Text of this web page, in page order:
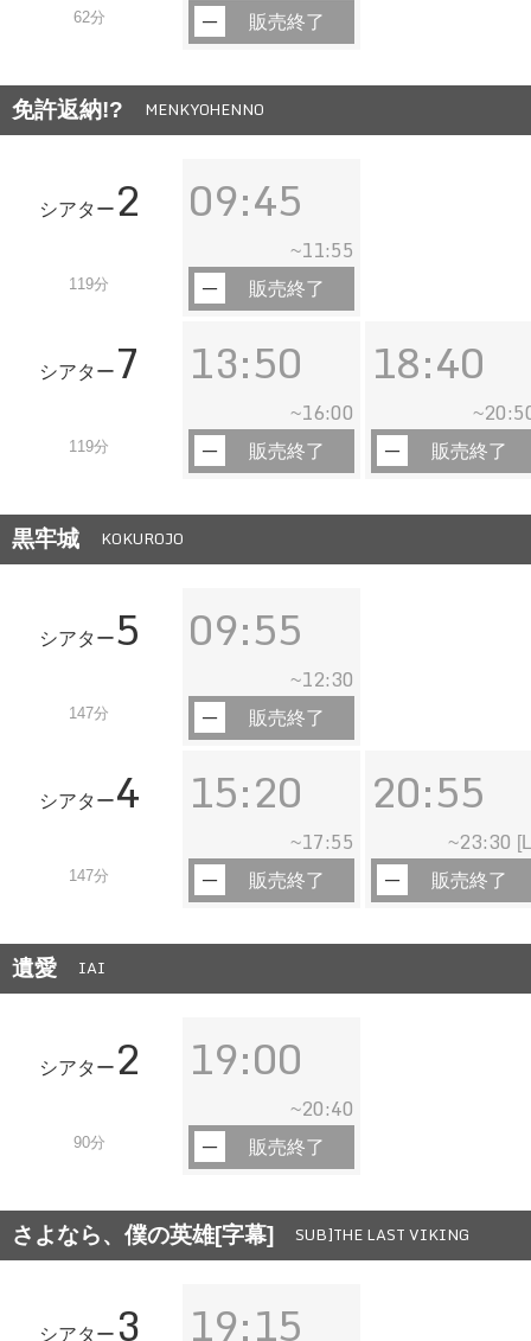
62分 販売終了
免許返納!? MENKYOHENNO
シアター 2
119分
09:45
~11:55
販売終了
シアター 7
119分
13:50
~16:00
販売終了
18:40
~
販売終了
黒牢城 KOKUROJO
シアター5
147分
09:55
~12:30
販売終了
シアター4
147分
15:20
~17:55
販売終了
20:55
~23:30
販売終了
遺愛 IAI
シアター 2
90分
19:00
~20:40
販売終了
さよなら、僕の英雄[字幕] SUB]THE LAST VIKING
シアター 3 19:15